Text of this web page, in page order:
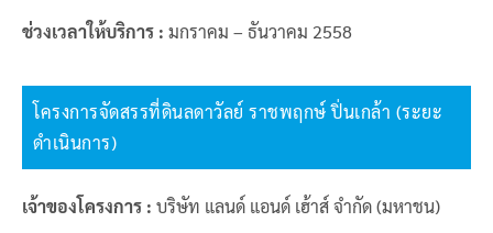
ช่วงเวลาให้บริการ : มกราคม – ธันวาคม 2558
โครงการจัดสรรที่ดินลดาวัลย์ ราชพฤกษ์ ปิ่นเกล้า (ระยะ
ดำเนินการ)
เจ้าของโครงการ : บริษัท แลนด์ แอนด์ เฮ้าส์ จำกัด (มหาชน)